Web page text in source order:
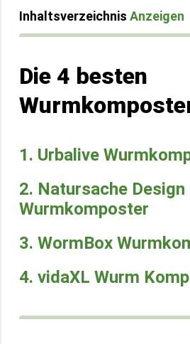
Inhaltsverzeichnis Anzeigen
Die 4 besten
1. Urbalive
2. Natursache Design
Wurmkomposter
3. WormBox
4. vidaXL Wurm